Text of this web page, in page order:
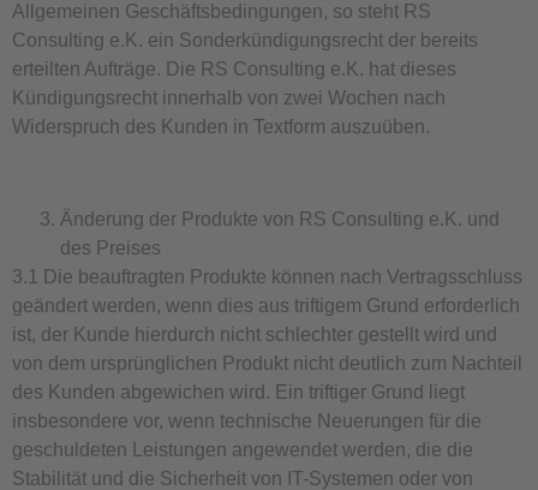
Allgemeinen Geschäftsbedingungen, so steht RS
Consulting e.K. ein Sonderkündigungsrecht der bereits
erteilten Aufträge. Die RS Consulting e.K. hat dieses
Kündigungsrecht innerhalb von zwei Wochen nach
Widerspruch des Kunden in Textform auszuüben.
Änderung der Produkte von RS Consulting e.K. und
des Preises
3.1 Die beauftragten Produkte können nach Vertragsschluss
geändert werden, wenn dies aus triftigem Grund erforderlich
ist, der Kunde hierdurch nicht schlechter gestellt wird und
von dem ursprünglichen Produkt nicht deutlich zum Nachteil
des Kunden abgewichen wird. Ein triftiger Grund liegt
insbesondere vor, wenn technische Neuerungen für die
geschuldeten Leistungen angewendet werden, die die
Stabilität und die Sicherheit von IT-Systemen oder von